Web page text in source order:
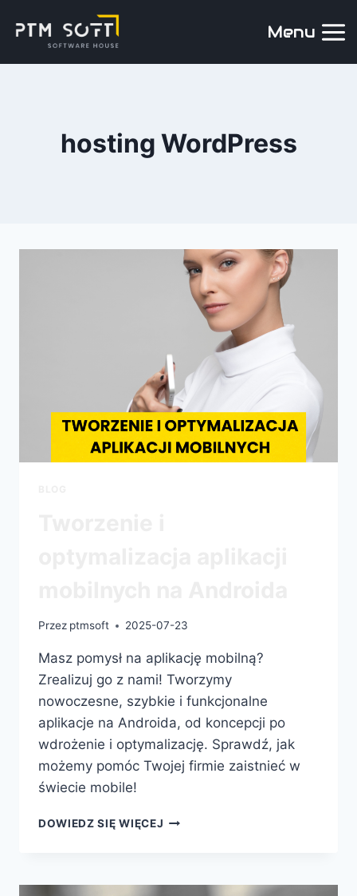
Menu
hosting WordPress
Przez ptmsoft 2025-07-23
Masz pomysł na aplikację mobilną?
Zrealizuj go z nami! Tworzymy
nowoczesne, szybkie i funkcjonalne
aplikacje na Androida, od koncepcji po
wdrożenie i optymalizację. Sprawdź, jak
możemy pomóc Twojej firmie zaistnieć w
świecie mobile!
DOWIEDZ SIĘ WIĘCEJ